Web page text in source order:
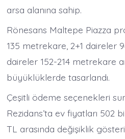
arsa alanına sahip.
Rönesans Maltepe Piazza
135 metrekare, 2+1 daireler
daireler 152-214 metrekare
büyüklüklerde tasarlandı.
Çeşitli ödeme seçenekleri
Rezidans’ta ev fiyatları 502
TL arasında değişiklik